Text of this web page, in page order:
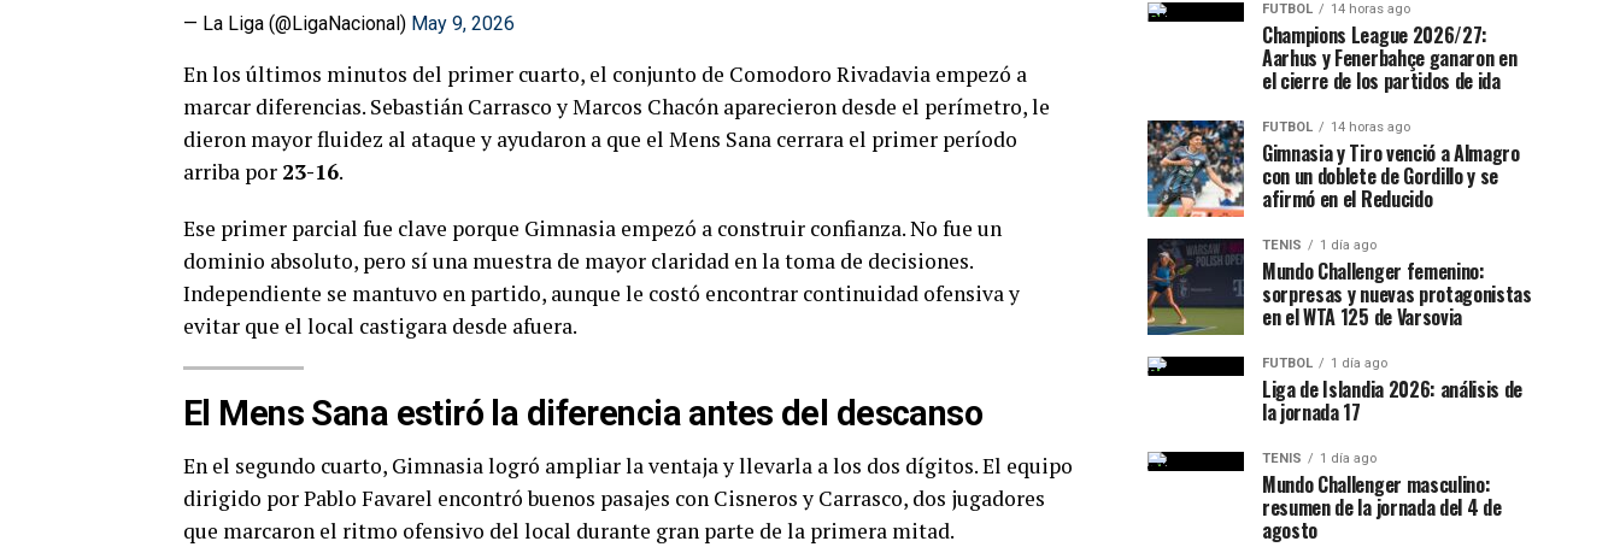
— La Liga (@LigaNacional) May 9, 2026
En los últimos minutos del primer cuarto, el conjunto de Comodoro Rivadavia empezó a
marcar diferencias. Sebastián Carrasco y Marcos Chacón aparecieron desde el perímetro, le
dieron mayor fluidez al ataque y ayudaron a que el Mens Sana cerrara el primer período
arriba por 23-16.
Ese primer parcial fue clave porque Gimnasia empezó a construir confianza. No fue un
dominio absoluto, pero sí una muestra de mayor claridad en la toma de decisiones.
Independiente se mantuvo en partido, aunque le costó encontrar continuidad ofensiva y
evitar que el local castigara desde afuera.
El Mens Sana estiró la diferencia antes del descanso
En el segundo cuarto, Gimnasia logró ampliar la ventaja y llevarla a los dos dígitos. El equipo
dirigido por Pablo Favarel encontró buenos pasajes con Cisneros y Carrasco, dos jugadores
que marcaron el ritmo ofensivo del local durante gran parte de la primera mitad.
FUTBOL 14 horas ago
Champions League 2026/27:
Aarhus y Fenerbahçe ganaron en
el cierre de los partidos de ida
FUTBOL 14 horas ago
Gimnasia y Tiro venció a Almagro
con un doblete de Gordillo y se
afirmó en el Reducido
TENIS 1 día ago
Mundo Challenger femenino:
sorpresas y nuevas protagonistas
en el WTA 125 de Varsovia
FUTBOL 1 día ago
Liga de Islandia 2026: análisis de
la jornada 17
TENIS 1 día ago
Mundo Challenger masculino:
resumen de la jornada del 4 de
agosto